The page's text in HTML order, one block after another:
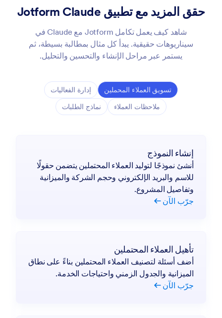
حقق المزيد مع تطبيق Jotform Claude
شاهد كيف يعمل تكامل Jotform مع Claude في
سيناريوهات حقيقية. يبدأ كل مثال بمطالبة بسيطة، ثم
يستمر عبر مراحل الإنشاء والتحسين والتحليل.
تسويق العملاء المحملين
إدارة الفعاليات
ملاحظات العملاء
نماذج الطلبات
إنشاء النموذج
أنشئ نموذجًا لتوليد العملاء المحتملين يتضمن حقولًا
للاسم والبريد الإلكتروني وحجم الشركة والميزانية
وتفاصيل المشروع.
جرّب الآن
تأهيل العملاء المحتملين
أضف أسئلة لتصنيف العملاء المحتملين بناءً على نطاق
الميزانية والجدول الزمني واحتياجات الخدمة.
جرّب الآن